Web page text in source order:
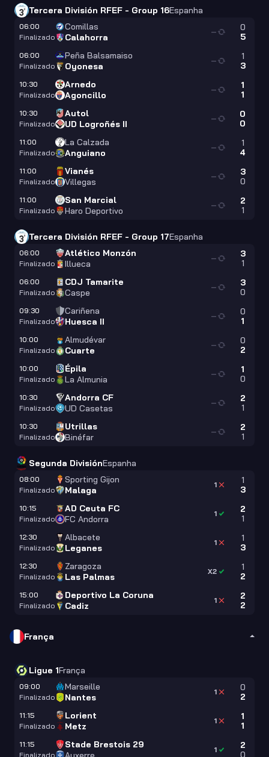
Tercera División RFEF - Group 16Espanha
06:00
Finalizado
Comillas
Calahorra
0
5
—
06:00
Finalizado
Peña Balsamaiso
Oyonesa
1
3
—
10:30
Finalizado
Arnedo
Agoncillo
1
1
—
10:30
Finalizado
Autol
UD Logroñés II
0
0
—
11:00
Finalizado
La Calzada
Anguiano
1
4
—
11:00
Finalizado
Vianés
Villegas
3
0
—
11:00
Finalizado
San Marcial
Haro Deportivo
2
1
—
Tercera División RFEF - Group 17Espanha
06:00
Finalizado
Atlético Monzón
Illueca
3
1
—
06:00
Finalizado
CDJ Tamarite
Caspe
3
0
—
09:30
Finalizado
Cariñena
Huesca II
0
1
—
10:00
Finalizado
Almudévar
Cuarte
0
2
—
10:00
Finalizado
Épila
La Almunia
1
0
—
10:30
Finalizado
Andorra CF
UD Casetas
2
1
—
10:30
Finalizado
Utrillas
Binéfar
2
1
—
Segunda DivisiónEspanha
08:00
Finalizado
Sporting Gijon
Malaga
1
3
1
10:15
Finalizado
AD Ceuta FC
FC Andorra
2
1
1
12:30
Finalizado
Albacete
Leganes
1
3
1
12:30
Finalizado
Zaragoza
Las Palmas
1
2
X2
15:00
Finalizado
Deportivo La Coruna
Cadiz
2
2
1
França
Ligue 1França
09:00
Finalizado
Marseille
Nantes
0
2
1
11:15
Finalizado
Lorient
Metz
1
1
1
11:15
Finalizado
Stade Brestois 29
2
0
1